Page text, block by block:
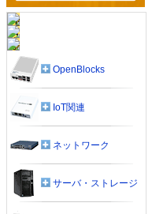
OpenBlocks
IoT関連
ネットワーク
サーバ・ストレージ